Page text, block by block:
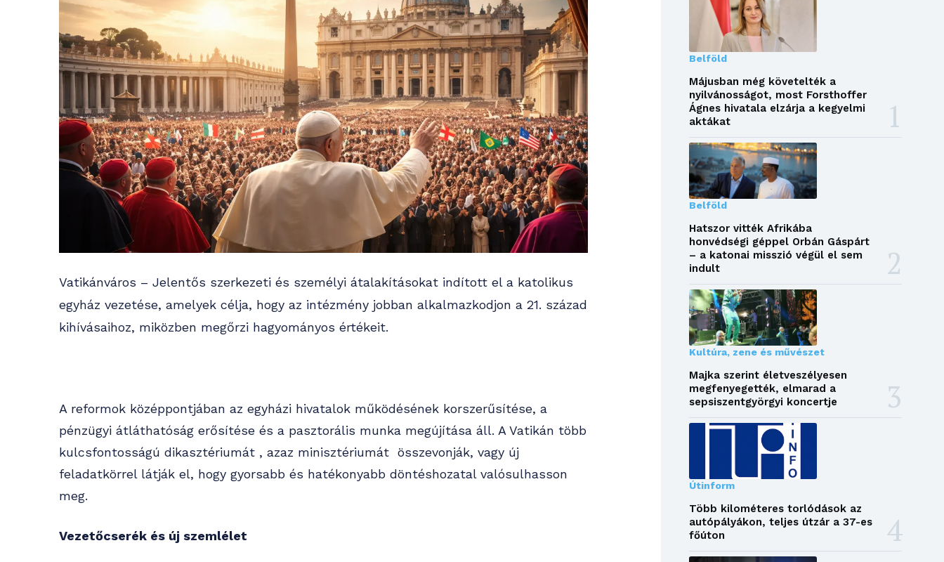
Vatikánváros – Jelentős szerkezeti és személyi átalakításokat indított el a katolikus
egyház vezetése, amelyek célja, hogy az intézmény jobban alkalmazkodjon a 21. század
kihívásaihoz, miközben megőrzi hagyományos értékeit.
A reformok középpontjában az egyházi hivatalok működésének korszerűsítése, a
pénzügyi átláthatóság erősítése és a pasztorális munka megújítása áll. A Vatikán több
kulcsfontosságú dikasztériumát , azaz minisztériumát összevonják, vagy új
feladatkörrel látják el, hogy gyorsabb és hatékonyabb döntéshozatal valósulhasson
meg.
Vezetőcserék és új szemlélet
Belföld
Májusban még követelték a
nyilvánosságot, most Forsthoffer
Ágnes hivatala elzárja a kegyelmi
aktákat
Belföld
Hatszor vitték Afrikába
honvédségi géppel Orbán Gáspárt
– a katonai misszió végül el sem
indult
Kultúra, zene és művészet
Majka szerint életveszélyesen
megfenyegették, elmarad a
sepsiszentgyörgyi koncertje
Útinform
Több kilométeres torlódások az
autópályákon, teljes útzár a 37-es
főúton